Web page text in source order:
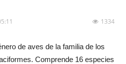
1334
de aves de la familia de los
Comprende 16 especies